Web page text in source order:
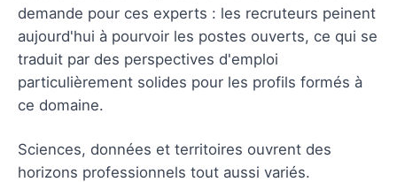
demande pour ces experts : les recruteurs peinent
aujourd'hui à pourvoir les postes ouverts, ce qui se
traduit par des perspectives d'emploi
particulièrement solides pour les profils formés à
ce domaine.
Sciences, données et territoires ouvrent des
horizons professionnels tout aussi variés.